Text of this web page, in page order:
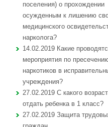
поселения) о прохождении
осужденным к лишению
медицинского
нарколога?
14.02.2019 Какие
мероприятия по
наркотиков в
учреждения?
27.02.2019 С какого
отдать ребенка в 1 класс?
27.02.2019 Защита